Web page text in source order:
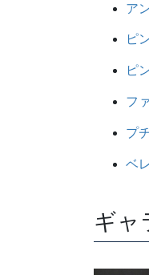
ア
ピ
ピ
フ
プ
ベ
ギャ